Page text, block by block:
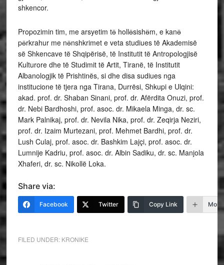
shkencor.
Propozimin tim, me arsyetim tӫ hollӫsishӫm, e kanӫ
pӫrkrahur me nӫnshkrimet e veta studiues të Akademisë
së Shkencave të Shqipërisë, të Institutit të Antropologjisë
Kulturore dhe të Studimit të Artit, Tiranë, të Institutit
Albanologjik të Prishtinës, si dhe disa sudiues nga
institucione të tjera nga Tirana, Durrësi, Shkupi e Ulqini:
akad. prof. dr. Shaban Sinani, prof. dr. Afërdita Onuzi, prof.
dr. Nebi Bardhoshi, prof. asoc. dr. Mikaela Minga, dr. sc.
Mark Palnikaj, prof. dr. Nevila Nika, prof. dr. Zeqirja Neziri,
prof. dr. Izaim Murtezani, prof. Mehmet Bardhi, prof. dr.
Lush Culaj, prof. asoc. dr. Bashkim Lajçi, prof. asoc. dr.
Lumnije Kadriu, prof. asoc. dr. Albin Sadiku, dr. sc. Manjola
Xhaferi, dr. sc. Nikollë Loka.
Share via:
Facebook Twitter Copy Link More
FILED UNDER: KRONIKE